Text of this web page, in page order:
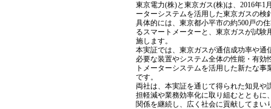
東京電力(株)と東京ガス(株)は、2016年1
ーターシステムを活用した東京ガスの検
具体的には、東京都小平市の約500戸の
るスマートメーターと、東京ガスが試
施します。
本実証では、東京ガスが通信成功率や通
必要な装置やシステム全体の性能・有
トメーターシステムを活用した新たな
です。
両社は、本実証を通じて得られた知見や
担軽減や業務効率化に取り組むとともに
関係を継続し、広く社会に貢献してまい